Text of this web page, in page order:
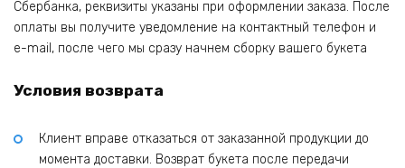
Сбербанка, реквизиты указаны при оформлении заказа. После
оплаты вы получите уведомление на контактный телефон и
e-mail, после чего мы сразу начнем сборку вашего букета
Условия возврата
Клиент вправе отказаться от заказанной продукции до
момента доставки. Возврат букета после передачи